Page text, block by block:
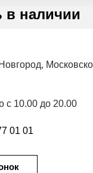
в наличии
с 10.00 до 20.00
01 01